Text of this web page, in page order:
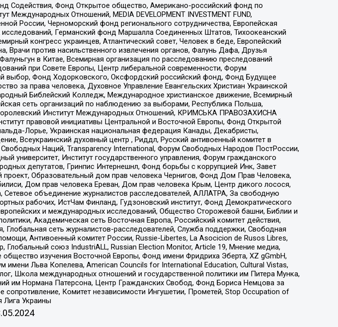
Содействия, Фонд Открытое общество, Американо-российский фонд по
Отношений, MEDIA DEVELOPMENT INVESTMENT FUND,
России, Черноморский фонд регионального сотрудничества, Европейская
Германский фонд Маршалла Соединенных Штатов, Тихоокеанский
конгресс украинцев, Атлантический совет, Человек в беде, Европейский
против насильственного извлечения органов, Фалунь Дафа, Друзья
в Китае, Всемирная организация по расследованию преследований
при Совете Европы, Центр либеральной современности, Форум
выбор, Фонд Ходорковского, Оксфордский российский фонд, Фонд Будущее
за права человека, Духовное Управление Евангельских Христиан Украинской
Библейский Колледж, Международное христианское движение, Всемирный
сеть организаций по наблюдению за выборами, Республика Польша,
Институт Международных Отношений, КРИМСЬКА ПРАВОЗАХИСНА
правовой инициативы Центральной и Восточной Европы, Фонд Открытой
Лорье, Украинская национальная федерация Канады, Декабристы,
Всеукраинский духовный центр , Риддл, Русский антивоенный комитет в
Наций, Transparеncy International, Форум Свободных Народов ПостРоссии,
университет, Институт государственного управления, Форум гражданского
депутатов, Гринпис Интернешнл, Фонд борьбы с коррупцией Инк, Завет
Образовательный дом прав человека Чернигов, Фонд Дом Прав Человека,
Дом прав человека Ереван, Дом прав человека Крым, Центр дикого лосося,
объединение журналистов расследователей, АЛЛАТРА, За свободную
рабочих, ИстЧам Финланд, Гудзоновский институт, Фонд Демократического
и международных исследований, Общество Сторожевой башни, Библии и
Академическая сеть Восточная Европа, Российский комитет действия,
сеть журналистов-расследователей, Служба поддержки, Свободная
Антивоенный комитет России, Russie-Libertes, La Asocicion de Rusos Libres,
союз IndustriALL, Russian Election Monitor, Article 19, Мнение медиа,
изучения Восточной Европы, Фонд имени Фридриха Эберта, XZ gGmbH,
Льва Копелева, American Councils for International Education, Cultural Vistas,
Школа международных отношений и государственной политики им Питера Мунка,
им Нормана Патерсона, Центр Гражданских Свобод, Фонд Бориса Немцова за
Комитет независимости Ингушетии, Прометей, Stop Occupation of
Лига Украины